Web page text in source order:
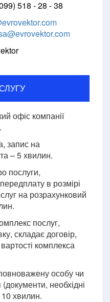
518 - 28 - 38
офіс компанії
запис на
– 5 хвилин.
послуги,
в розмірі
на розрахунковий
послуг,
складає договір,
комплекса
особу чи
необхідні
хвилин.